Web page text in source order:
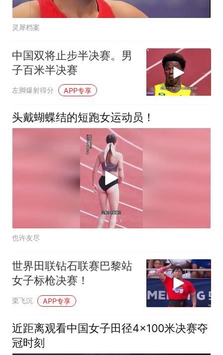
灵犀档案
中国双将止步半决赛。男
子百米半决赛
左脚爆射得分 APP专享
头戴蝴蝶结的短跑女运动员！
也许友尽
世界田联钻石联赛巴黎站
女子标枪决赛！
栗飞沉 APP专享
近距离观看中国女子田径4×100米决赛夺
冠时刻